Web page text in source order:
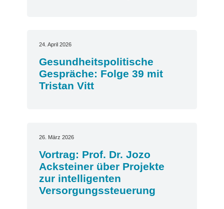
24. April 2026
Gesundheitspolitische
Gespräche: Folge 39 mit
Tristan Vitt
26. März 2026
Vortrag: Prof. Dr. Jozo
Acksteiner über Projekte
zur intelligenten
Versorgungssteuerung